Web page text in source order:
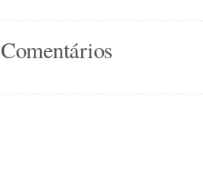
Comentários